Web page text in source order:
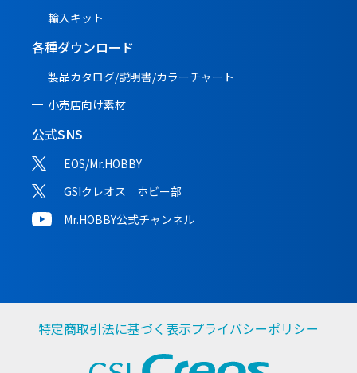
輸入キット
各種ダウンロード
製品カタログ/説明書/カラーチャート
小売店向け素材
公式SNS
EOS/Mr.HOBBY
GSIクレオス ホビー部
Mr.HOBBY公式チャンネル
特定商取引法に基づく表示プライバシーポリシー